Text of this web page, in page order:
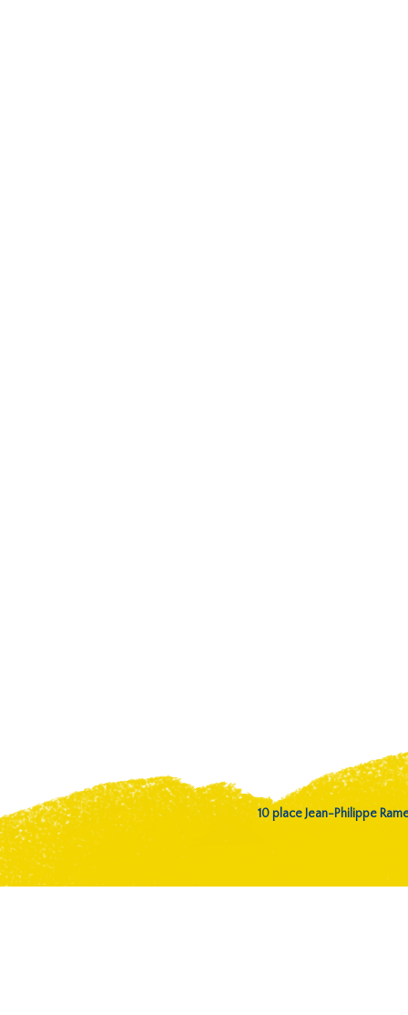
10 place Jean-Philippe